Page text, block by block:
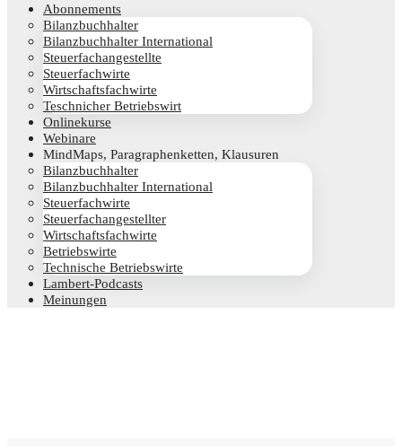
Abon­ne­ments
Bilanz­buch­hal­ter
Bilanz­buch­hal­ter International
Steu­er­fach­an­ge­stell­te
Steu­er­fach­wir­te
Wirt­schafts­fach­wir­te
Teschni­cher Betriebswirt
Online­kur­se
Web­i­na­re
Mind­Maps, Para­gra­phen­ket­ten, Klausuren
Bilanz­buch­hal­ter
Bilanz­buch­hal­ter International
Steu­er­fach­wir­te
Steu­er­fach­an­ge­stell­ter
Wirt­schafts­fach­wir­te
Betriebs­wir­te
Tech­ni­sche Betriebswirte
Lam­­bert-Pod­­casts
Mei­nun­gen